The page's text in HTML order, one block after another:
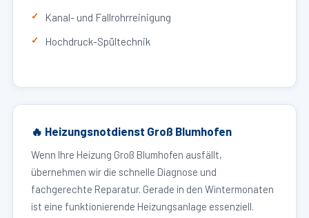
Kanal- und Fallrohrreinigung
Hochdruck-Spültechnik
🔥 Heizungsnotdienst Groß Blumhofen
Wenn Ihre Heizung Groß Blumhofen ausfällt,
übernehmen wir die schnelle Diagnose und
fachgerechte Reparatur. Gerade in den Wintermonaten
ist eine funktionierende Heizungsanlage essenziell.